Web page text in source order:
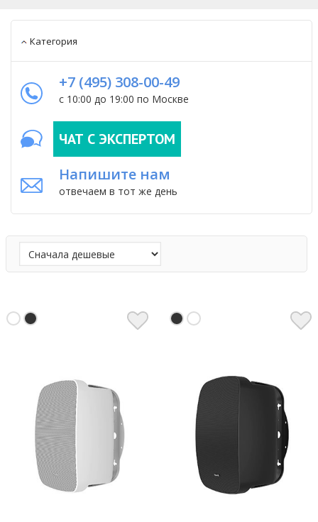
Категория
+7 (495) 308-00-49
с 10:00 до 19:00 по Москве
ЧАТ С ЭКСПЕРТОМ
Напишите нам
отвечаем в тот же день